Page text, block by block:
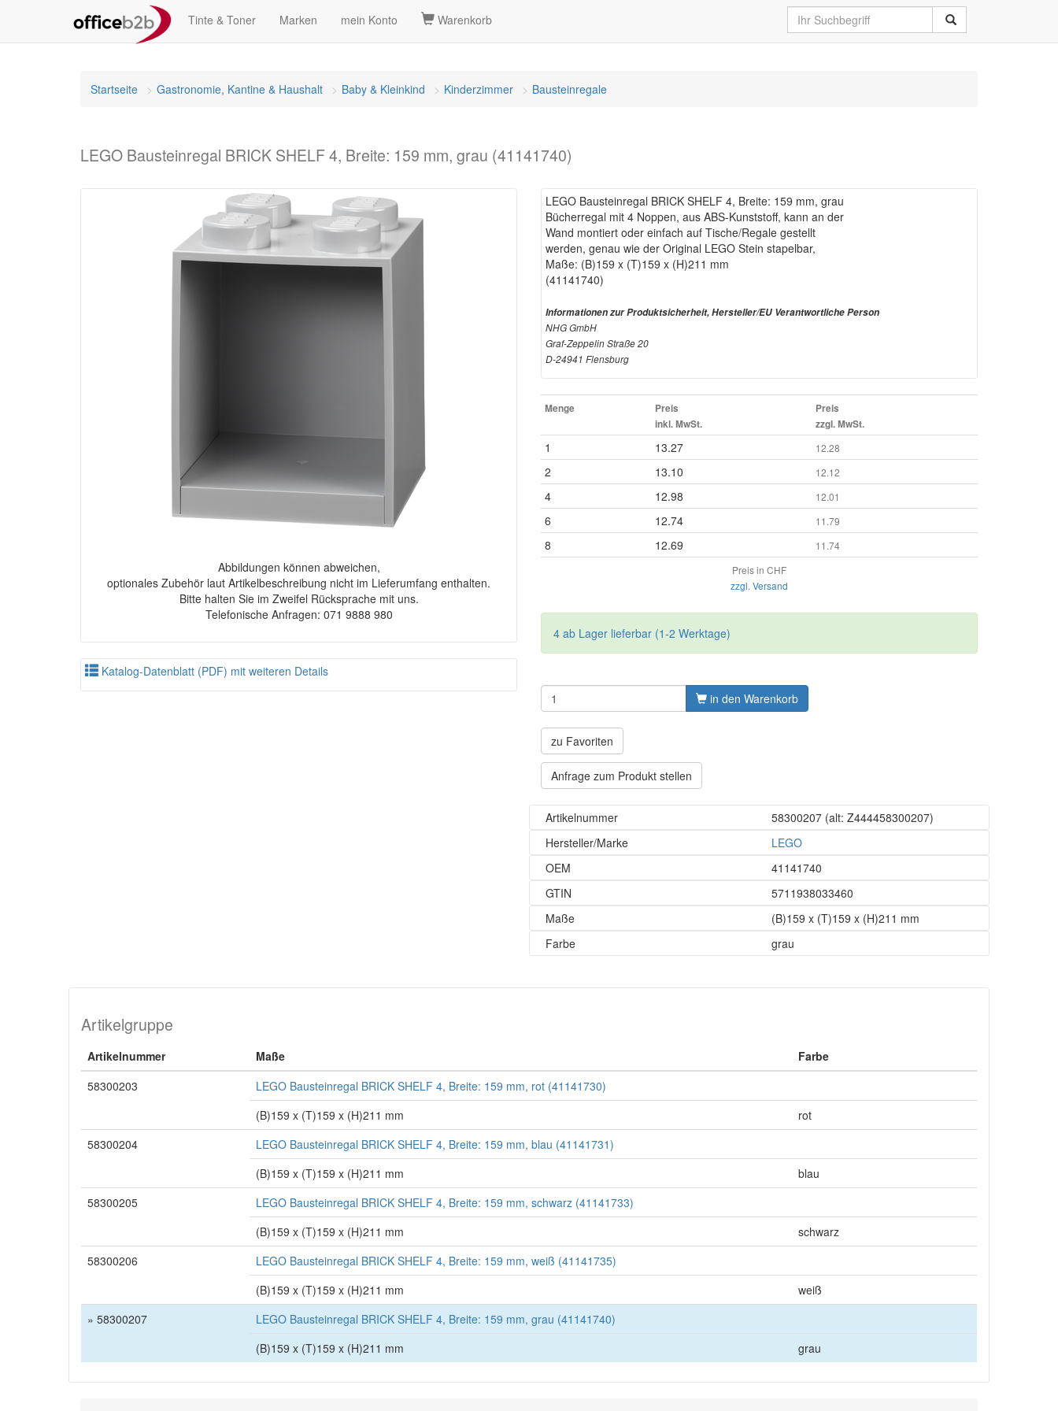
Tinte & Toner Marken mein Konto Warenkorb
Startseite Gastronomie, Kantine & Haushalt Baby & Kleinkind Kinderzimmer Bausteinregale
LEGO Bausteinregal BRICK SHELF 4, Breite: 159 mm, grau (41141740)
Abbildungen können abweichen,
optionales Zubehör laut Artikelbeschreibung nicht im Lieferumfang enthalten.
Bitte halten Sie im Zweifel Rücksprache mit uns.
Telefonische Anfragen: 071 9888 980
Katalog-Datenblatt (PDF) mit weiteren Details
LEGO Bausteinregal BRICK SHELF 4, Breite: 159 mm, grau
Bücherregal mit 4 Noppen, aus ABS-Kunststoff, kann an der
Wand montiert oder einfach auf Tische/Regale gestellt
werden, genau wie der Original LEGO Stein stapelbar,
Maße: (B)159 x (T)159 x (H)211 mm
(41141740)
Informationen zur Produktsicherheit, Hersteller/EU Verantwortliche Person
NHG GmbH
Graf-Zeppelin Straße 20
D-24941 Flensburg
Menge
Preis
inkl. MwSt.
Preis
zzgl. MwSt.
1 13.27 12.28
2 13.10 12.12
4 12.98 12.01
6 12.74 11.79
8 12.69
11.74
Preis in CHF
zzgl. Versand
4 ab Lager lieferbar (1-2 Werktage)
in den Warenkorb
zu Favoriten
Anfrage zum Produkt stellen
Artikelnummer 58300207(alt: Z444458300207)
Hersteller/Marke
LEGO
OEM
41141740
GTIN
5711938033460
Maße
(B)159 x (T)159 x (H)211 mm
Farbe
grau
Artikelgruppe
Artikelnummer Maße
Farbe
58300203
LEGO Bausteinregal BRICK SHELF 4, Breite: 159 mm, rot (41141730)
(B)159 x (T)159 x (H)211 mm
rot
58300204
LEGO Bausteinregal BRICK SHELF 4, Breite: 159 mm, blau (41141731)
(B)159 x (T)159 x (H)211 mm
blau
58300205
LEGO Bausteinregal BRICK SHELF 4, Breite: 159 mm, schwarz (41141733)
(B)159 x (T)159 x (H)211 mm
schwarz
58300206
LEGO Bausteinregal BRICK SHELF 4, Breite: 159 mm, weiß (41141735)
(B)159 x (T)159 x (H)211 mm
weiß
» 58300207
LEGO Bausteinregal BRICK SHELF 4, Breite: 159 mm, grau (41141740)
(B)159 x (T)159 x (H)211 mm
grau